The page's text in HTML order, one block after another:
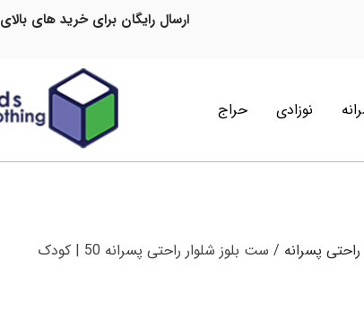
ارسال رایگان برای خرید های بالای 1 میلیون و 500 هزار تومان
نوزادی حراج
پسرانه / ست بلوز شلوار راحتی پسرانه 50 | کودک